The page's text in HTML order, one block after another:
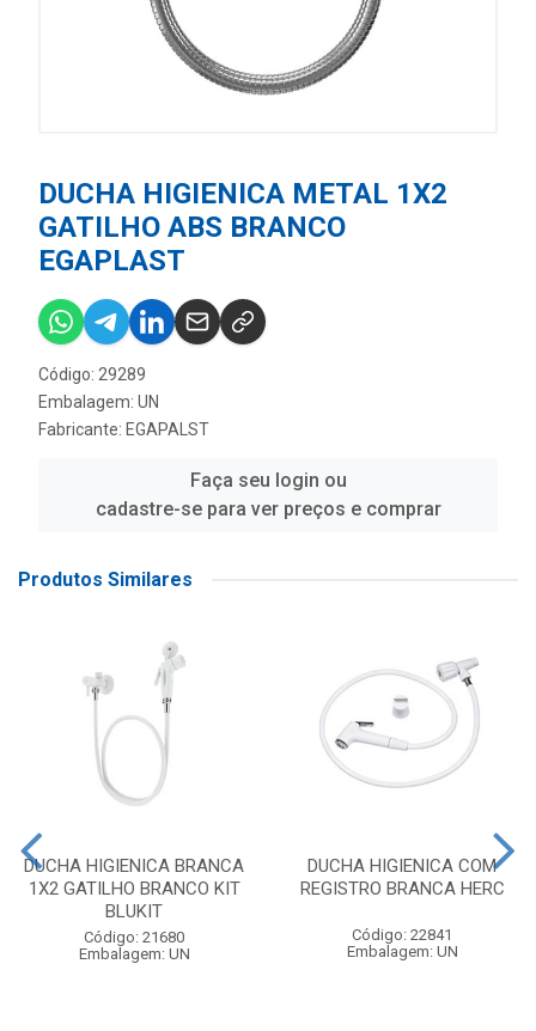
DUCHA HIGIENICA METAL 1X2
GATILHO ABS BRANCO
EGAPLAST
Código: 29289
Embalagem: UN
Fabricante: EGAPALST
Faça seu login ou
cadastre-se para ver preços e comprar
Produtos Similares
DUCHA HIGIENICA BRANCA
1X2 GATILHO BRANCO KIT
BLUKIT
Código: 21680
Embalagem: UN
DUCHA HIGIENICA COM
REGISTRO BRANCA HERC
Código: 22841
Embalagem: UN